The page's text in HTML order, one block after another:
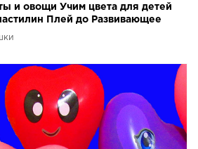
и овощи Учим цвета для детей
Плей до Развивающее